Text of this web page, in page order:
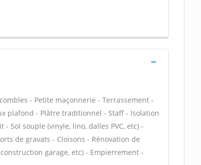
- Petite maçonnerie - Terrassement -
plafond - Plâtre traditionnel - Staff - Isolation
souple (vinyle, lino, dalles PVC, etc) -
de gravats - Cloisons - Rénovation de
garage, etc) - Empierrement -